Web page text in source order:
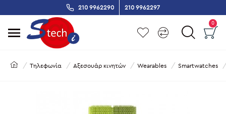
210 9962290 210 9962297
0
Τηλεφωνία Αξεσουάρ κινητών Wearables Smartwatches